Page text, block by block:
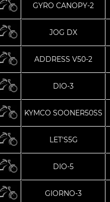
GYRO CANOPY-2
JOG DX
ADDRESS V50-2
DIO-3
KYMCO SOONER50SS
LET'S5G
DIO-5
GIORNO-3